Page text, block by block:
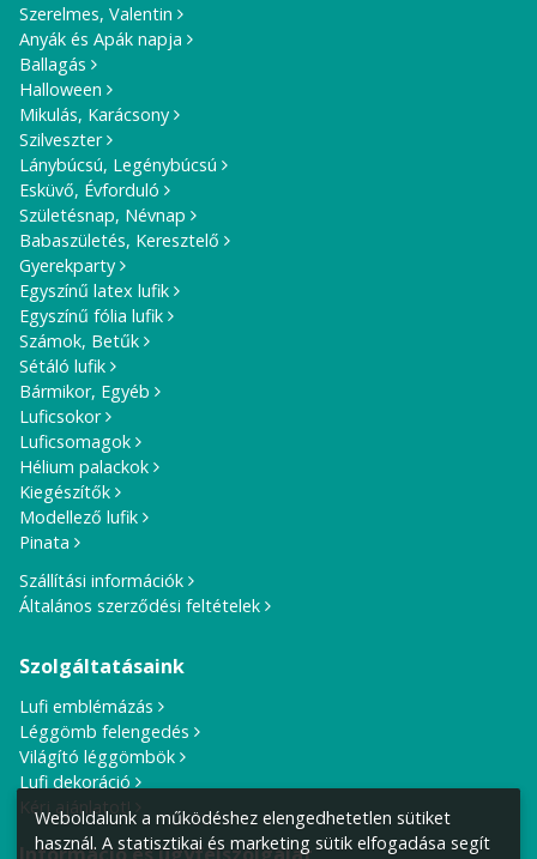
Szerelmes, Valentin
Anyák és Apák napja
Ballagás
Halloween
Mikulás, Karácsony
Szilveszter
Lánybúcsú, Legénybúcsú
Esküvő, Évforduló
Születésnap, Névnap
Babaszületés, Keresztelő
Gyerekparty
Egyszínű latex lufik
Egyszínű fólia lufik
Számok, Betűk
Sétáló lufik
Bármikor, Egyéb
Luficsokor
Luficsomagok
Hélium palackok
Kiegészítők
Modellező lufik
Pinata
Szállítási információk
Általános szerződési feltételek
Szolgáltatásaink
Lufi emblémázás
Léggömb felengedés
Világító léggömbök
Lufi dekoráció
Kérj ajánlatot!
Weboldalunk a működéshez elengedhetetlen sütiket
használ. A statisztikai és marketing sütik elfogadása segít